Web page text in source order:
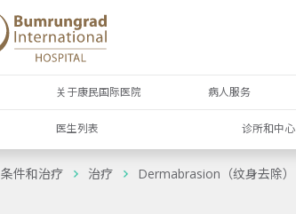
关于康民国际医院 病人服务
医生列表 诊所和中心
条件和治疗 治疗 Dermabrasion（纹身去除）